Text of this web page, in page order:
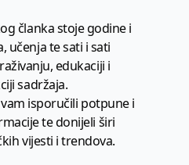
članka stoje godine i
učenja te sati i sati
edukaciji i
sadržaja.
isporučili potpune i
te donijeli širi
vijesti i trendova.